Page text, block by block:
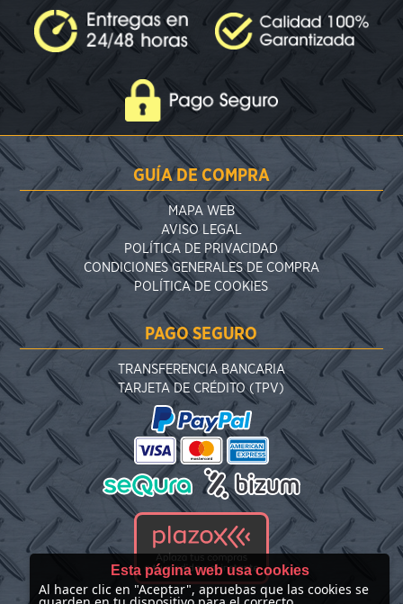
GUÍA DE COMPRA
MAPA WEB
AVISO LEGAL
POLÍTICA DE PRIVACIDAD
CONDICIONES GENERALES DE COMPRA
POLÍTICA DE COOKIES
PAGO SEGURO
TRANSFERENCIA BANCARIA
TARJETA DE CRÉDITO (TPV)
Esta página web usa cookies
Al hacer clic en "Aceptar", apruebas que las cookies se